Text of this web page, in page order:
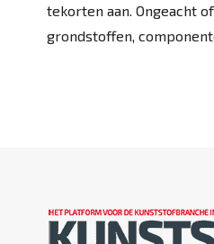
tekorten aan. Ongeacht
grondstoffen,